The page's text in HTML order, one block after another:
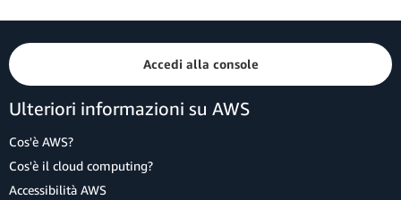
Accedi alla console
Ulteriori informazioni su AWS
Cos'è AWS?
Cos'è il cloud computing?
Accessibilità AWS